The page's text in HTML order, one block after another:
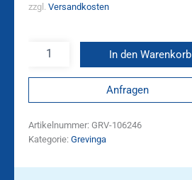
zzgl. Versandkosten
In den Warenkorb
Anfragen
Artikelnummer: GRV-106246
Kategorie: Grevinga